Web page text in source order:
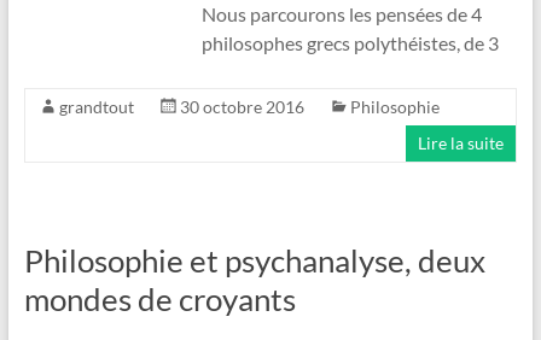
Nous parcourons les pensées de 4
philosophes grecs polythéistes, de 3
grandtout 30 octobre 2016
Philosophie
Lire la suite
Philosophie et psychanalyse, deux
mondes de croyants